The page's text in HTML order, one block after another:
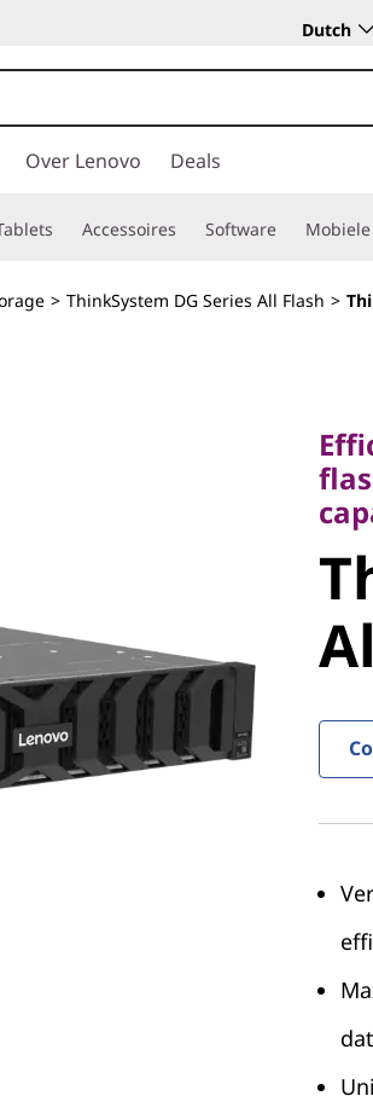
Dutch
Over Lenovo Deals
Accessoires Software
> ThinkSystem DG Series All Flash >